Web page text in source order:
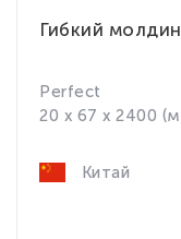
Гибкий
Perfect
20 x 67 x 2400
Китай